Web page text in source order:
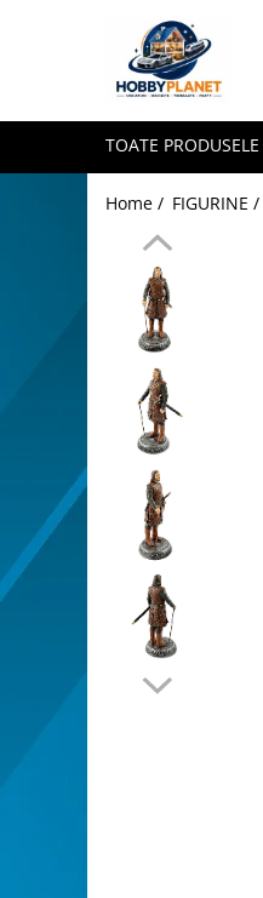
Toate Produsele
Accesorii miniaturale diverse
Covoare miniaturale
Curatenie si Intretinere
Iluminat miniatural
Obiecte casnice miniaturale
Portelan deluxe cu aur 24K
Textile si lenjerii miniaturale
Vesela si servire miniaturi
Mobilier miniatural
Baie miniaturala
Bucatarie miniatura
Dormitor miniatural
Exterior miniatural
Living miniatural
Seturi mobilier miniatural
TOATE PRODUSELE
Home / FIGURINE /